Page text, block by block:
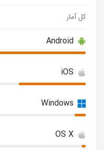
کل آمار
Android
iOS
Windows
OS X